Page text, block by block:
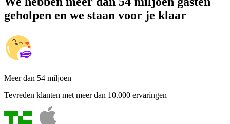
geholpen en we staan voor je klaar
Meer dan 54 miljoen
Tevreden klanten met meer dan 10.000 ervaringen